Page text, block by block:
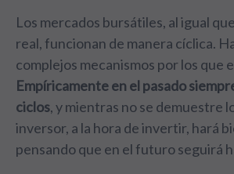
Los mercados bursátiles, al igual
real, funcionan de manera cíclica.
complejos mecanismos por los que
Empíricamente en el pasado
ciclos, y mientras no se demuestre
inversor, a la hora de invertir, hará
pensando que en el futuro seguirá